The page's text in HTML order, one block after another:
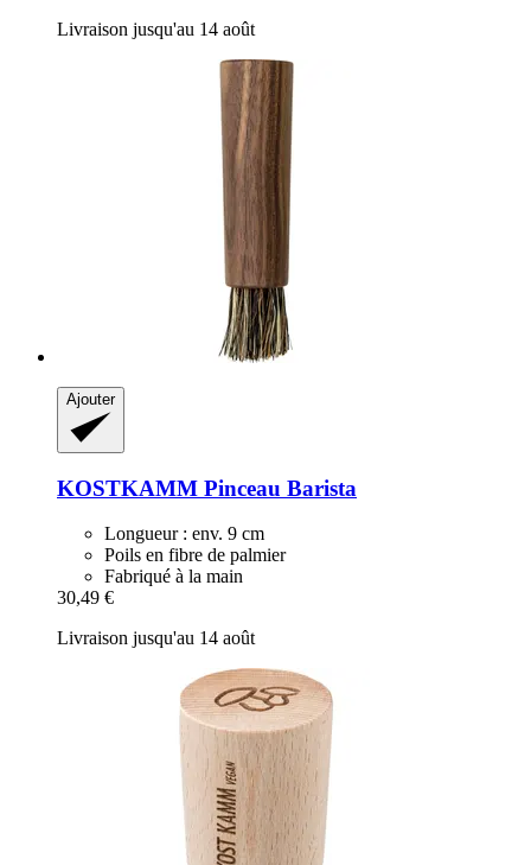
Livraison jusqu'au 14 août
Ajouter
KOSTKAMM Pinceau Barista
Longueur : env. 9 cm
Poils en fibre de palmier
Fabriqué à la main
30,49 €
Livraison jusqu'au 14 août